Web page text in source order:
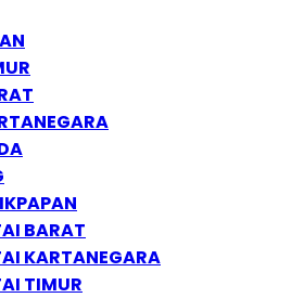
BARAT
KARTANEGARA
TIMUR